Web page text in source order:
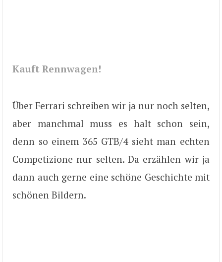
Kauft Rennwagen!
Über Ferrari schreiben wir ja nur noch selten,
aber manchmal muss es halt schon sein,
denn so einem 365 GTB/4 sieht man echten
Competizione nur selten. Da erzählen wir ja
dann auch gerne eine schöne Geschichte mit
schönen Bildern.